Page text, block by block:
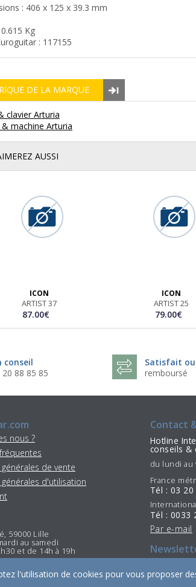
: 406 x 125 x 39.3 mm
Kg
: 117155
DE LA MARQUE
clavier Arturia
& machine Arturia
AUSSI
ICON
ARTIST 37
87.00€
ICON
ARTIST 25
79.00€
conseil
20 88 85 85
Satisfait ou
remboursé
nous ?
de vente
d'utilisation
59000 Lille
au samedi
et de 14h à 19h
Contact
Hotline
conseils &
du lundi au
France
Tél : 03
Tél : 0033
Par e-mail
l'utilisation de cookies pour vous proposer